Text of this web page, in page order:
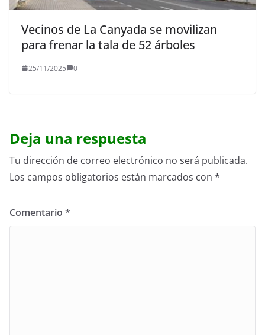
Vecinos de La Canyada se movilizan
para frenar la tala de 52 árboles
25/11/2025 0
Deja una respuesta
Tu dirección de correo electrónico no será publicada.
Los campos obligatorios están marcados con *
Comentario *